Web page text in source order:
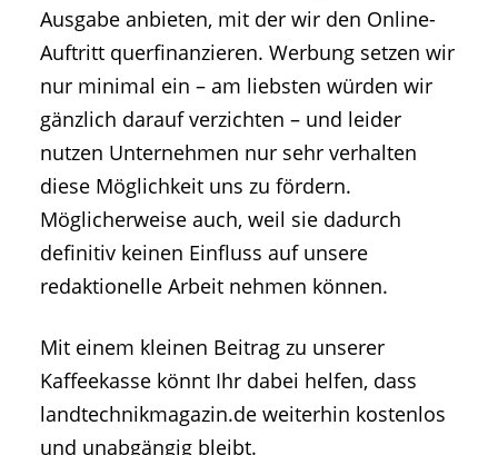
Ausgabe anbieten, mit der wir den Online-
Auftritt querfinanzieren. Werbung setzen wir
nur minimal ein – am liebsten würden wir
gänzlich darauf verzichten – und leider
nutzen Unternehmen nur sehr verhalten
diese Möglichkeit uns zu fördern.
Möglicherweise auch, weil sie dadurch
definitiv keinen Einfluss auf unsere
redaktionelle Arbeit nehmen können.
Mit einem kleinen Beitrag zu unserer
Kaffeekasse könnt Ihr dabei helfen, dass
landtechnikmagazin.de weiterhin kostenlos
und unabgängig bleibt.